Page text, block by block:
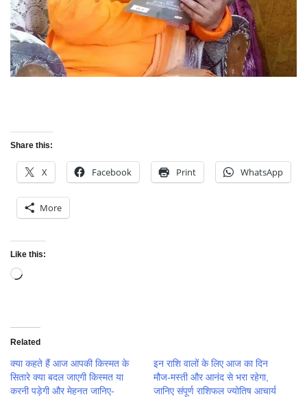
Share this:
X Facebook Print WhatsApp
More
Like this:
Loading…
Related
क्या कहते हैं आज आपकी किस्मत के
सितारे क्या बदल जाएगी किस्मत या
करनी पड़ेगी और मेहनत जानिए-
इन राशि वालों के लिए आज का दिन
मौज-मस्ती और आनंद से भरा रहेगा,
जानिए संपूर्ण राशिफल ज्योतिष आचार्य